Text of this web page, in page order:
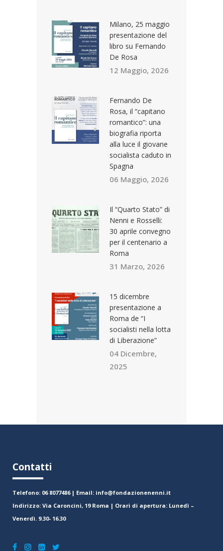
Milano, 25 maggio
presentazione del
libro su Fernando
De Rosa
12 Maggio, 2026
Fernando De
Rosa, il “capitano
romantico”: una
biografia riporta
alla luce il giovane
socialista caduto in
Spagna
06 Maggio, 2026
Il “Quarto Stato” di
Nenni e Rosselli:
30 aprile convegno
per il centenario a
Roma
31 Marzo, 2026
15 dicembre
presentazione a
Roma de “I
socialisti nella lotta
di Liberazione”
04 Dicembre,
2025
Contatti
Telefono: 06 8077486 | Email: info@fondazionenenni.it
Indirizzo: Via Caroncini, 19 Roma | Orari di apertura: Lunedì –
Venerdì. 9.30- 16.30